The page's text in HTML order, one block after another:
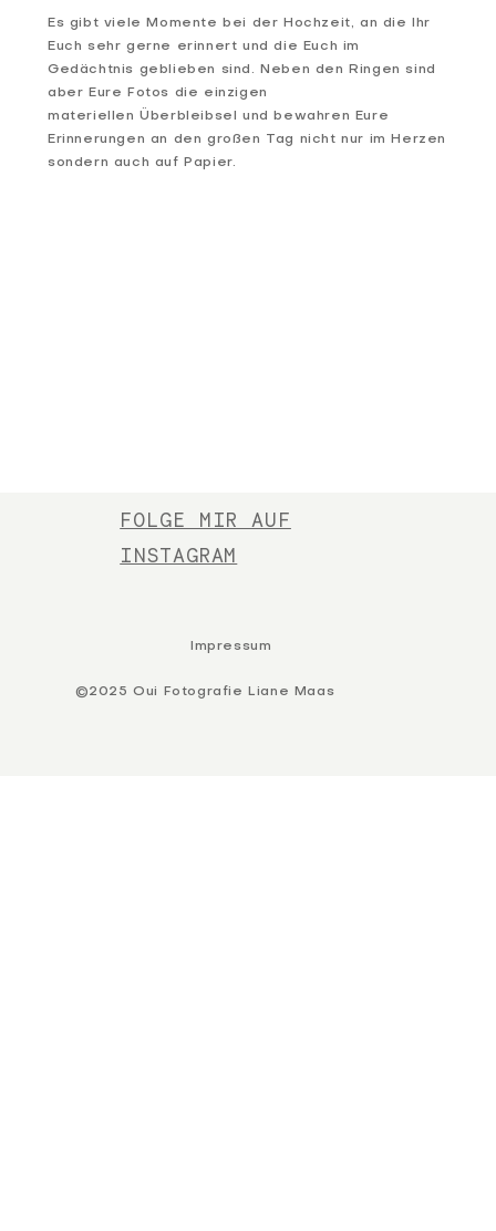
Es gibt viele Momente bei der Hochzeit, an die Ihr
Euch sehr gerne erinnert und die Euch im
Gedächtnis geblieben sind. Neben den Ringen sind
aber Eure Fotos die einzigen
materiellen Überbleibsel und bewahren Eure
Erinnerungen an den großen Tag nicht nur im Herzen
sondern auch auf Papier.
©2025 Oui Fotografie Liane Maas
Impressum
FOLGE MIR AUF
INSTAGRAM